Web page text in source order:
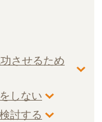
させるため
しない
討する